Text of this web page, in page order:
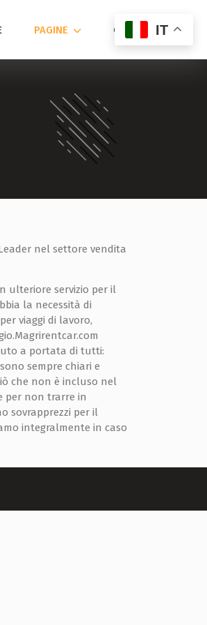
PAGINE CONTATTACI
nel settore vendita
ulteriore servizio per il
la necessità di
viaggi di lavoro,
a portata di tutti:
sempre chiari e
che non è incluso nel
per non trarre in
sovrapprezzi per il
integralmente in caso
IT